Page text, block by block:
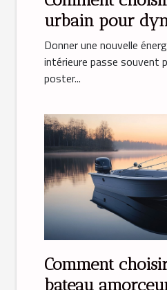
urbain pour
déco ?
Donner une nouvelle
intérieure passe souvent
poster...
Comment
bateau